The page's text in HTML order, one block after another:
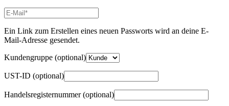
E-
Mail-
Adresse*
Erforderlich
Ein Link zum Erstellen eines neuen Passworts wird an deine E-
Mail-Adresse gesendet.
Kundengruppe (optional)
UST-ID (optional)
Handelsregisternummer(optional)